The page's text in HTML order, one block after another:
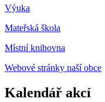
Výuka
Mateřská škola
Místní knihovna
Webové stránky naší obce
Kalendář akcí